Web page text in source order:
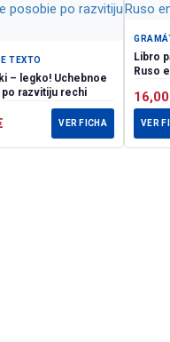
TEXTO
– legko! Uchebnoe
razvitiju rechi
VER FICHA
Libro
Ruso
16,00
VER